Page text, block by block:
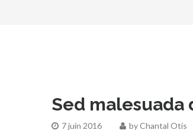
Sed malesuada
7 juin 2016 byChantal Otis